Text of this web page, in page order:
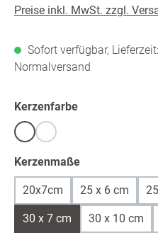
Preise inkl. MwSt. zzgl.
Sofort verfügbar,
Normalversand
Kerzenfarbeauswählen
Weißwarmweiß /ivory
(Diese Option ist zurzeit
Kerzenmaßeauswählen
20x7cm 25 x 6 cm
30 x 7 cm 30 x 10 cm